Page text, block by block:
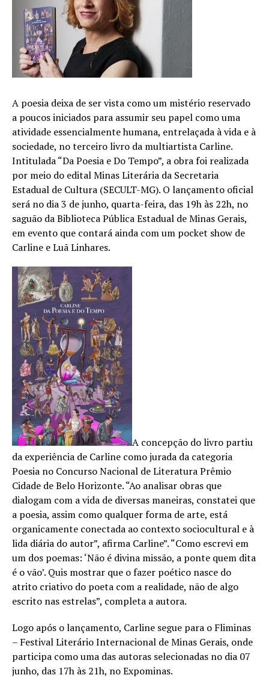
A poesia deixa de ser vista como um mistério reservado
a poucos iniciados para assumir seu papel como uma
atividade essencialmente humana, entrelaçada à vida e à
sociedade, no terceiro livro da multiartista Carline.
Intitulada “Da Poesia e Do Tempo”, a obra foi realizada
por meio do edital Minas Literária da Secretaria
Estadual de Cultura (SECULT-MG). O lançamento oficial
será no dia 3 de junho, quarta-feira, das 19h às 22h, no
saguão da Biblioteca Pública Estadual de Minas Gerais,
em evento que contará ainda com um pocket show de
Carline e Luã Linhares.
A concepção do livro partiu
da experiência de Carline como jurada da categoria
Poesia no Concurso Nacional de Literatura Prêmio
Cidade de Belo Horizonte. “Ao analisar obras que
dialogam com a vida de diversas maneiras, constatei que
a poesia, assim como qualquer forma de arte, está
organicamente conectada ao contexto sociocultural e à
lida diária do autor”, afirma Carline”. “Como escrevi em
um dos poemas: ‘Não é divina missão, a ponte quem dita
é o vão’. Quis mostrar que o fazer poético nasce do
atrito criativo do poeta com a realidade, não de algo
escrito nas estrelas”, completa a autora.
Logo após o lançamento, Carline segue para o Fliminas
– Festival Literário Internacional de Minas Gerais, onde
participa como uma das autoras selecionadas no dia 07
junho, das 17h às 21h, no Expominas.